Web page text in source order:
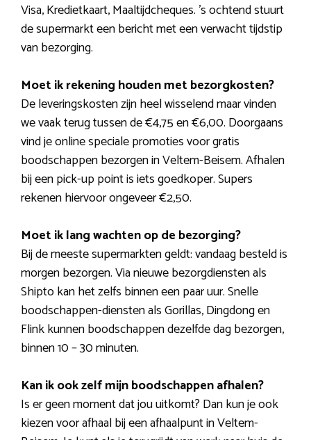
Visa, Kredietkaart, Maaltijdcheques. ’s ochtend stuurt
de supermarkt een bericht met een verwacht tijdstip
van bezorging.
Moet ik rekening houden met bezorgkosten?
De leveringskosten zijn heel wisselend maar vinden
we vaak terug tussen de €4,75 en €6,00. Doorgaans
vind je online speciale promoties voor gratis
boodschappen bezorgen in Veltem-Beisem. Afhalen
bij een pick-up point is iets goedkoper. Supers
rekenen hiervoor ongeveer €2,50.
Moet ik lang wachten op de bezorging?
Bij de meeste supermarkten geldt: vandaag besteld is
morgen bezorgen. Via nieuwe bezorgdiensten als
Shipto kan het zelfs binnen een paar uur. Snelle
boodschappen-diensten als Gorillas, Dingdong en
Flink kunnen boodschappen dezelfde dag bezorgen,
binnen 10 – 30 minuten.
Kan ik ook zelf mijn boodschappen afhalen?
Is er geen moment dat jou uitkomt? Dan kun je ook
kiezen voor afhaal bij een afhaalpunt in Veltem-